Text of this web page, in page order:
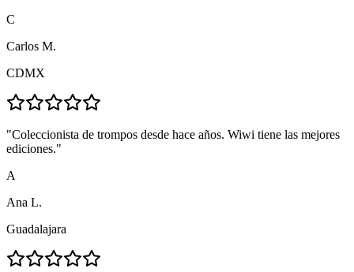
C
Carlos M.
CDMX
"Coleccionista de trompos desde hace años. Wiwi tiene las mejores
ediciones."
A
Ana L.
Guadalajara